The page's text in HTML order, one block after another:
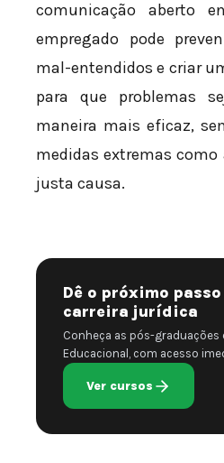
comunicação aberto
empregado pode
mal-entendidos e criar
para que problemas
maneira mais eficaz,
medidas extremas
justa causa.
Dê o próximo
carreira jurídica
Conheça as pós-graduações
Educacional, com acesso
Ver cursos